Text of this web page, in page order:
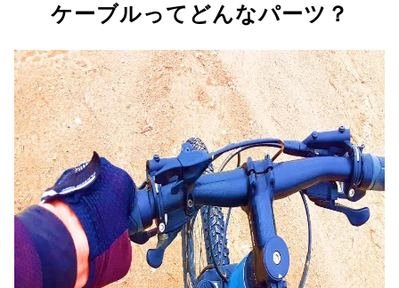
ケーブルってどんなパーツ？